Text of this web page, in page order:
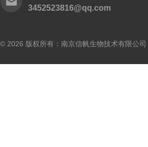
3452523816@qq.com
© 2026 版权所有：南京信帆生物技术有限公